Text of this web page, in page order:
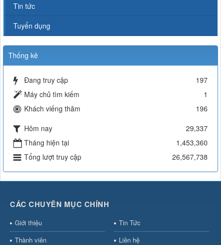
Tin tức
Tuyển dụng
Thống kê
Đang truy cập
197
Máy chủ tìm kiếm
1
Khách viếng thăm
196
Hôm nay
29,337
Tháng hiện tại
1,453,360
Tổng lượt truy cập
26,567,738
CÁC CHUYÊN MỤC CHÍNH
Giới thiệu
Tin Tức
Thành viên
Liên hệ